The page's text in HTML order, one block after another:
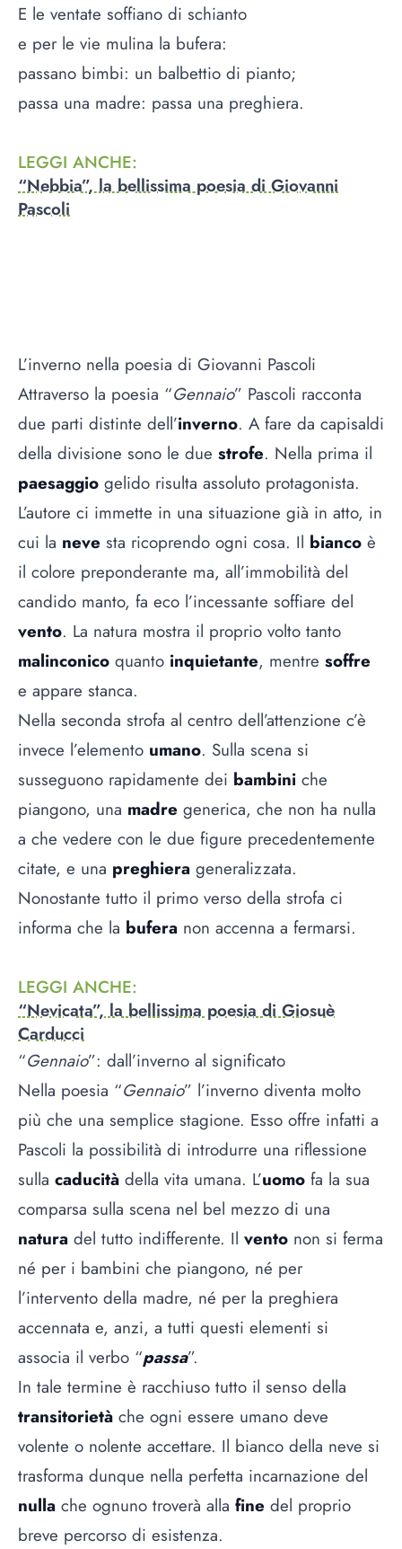
E le ventate soffiano di schianto
e per le vie mulina la bufera:
passano bimbi: un balbettio di pianto;
passa una madre: passa una preghiera.
LEGGI ANCHE:
“Nebbia”, la bellissima poesia di Giovanni
Pascoli
L’inverno nella poesia di Giovanni Pascoli
Attraverso la poesia “Gennaio” Pascoli racconta
due parti distinte dell’inverno. A fare da capisaldi
della divisione sono le due strofe. Nella prima il
paesaggio gelido risulta assoluto protagonista.
L’autore ci immette in una situazione già in atto, in
cui la neve sta ricoprendo ogni cosa. Il bianco è
il colore preponderante ma, all’immobilità del
candido manto, fa eco l’incessante soffiare del
vento. La natura mostra il proprio volto tanto
malinconico quanto inquietante, mentre soffre
e appare stanca.
Nella seconda strofa al centro dell’attenzione c’è
invece l’elemento umano. Sulla scena si
susseguono rapidamente dei bambini che
piangono, una madre generica, che non ha nulla
a che vedere con le due figure precedentemente
citate, e una preghiera generalizzata.
Nonostante tutto il primo verso della strofa ci
informa che la bufera non accenna a fermarsi.
LEGGI ANCHE:
“Nevicata”, la bellissima poesia di Giosuè
Carducci
“Gennaio”: dall’inverno al significato
Nella poesia “Gennaio” l’inverno diventa molto
più che una semplice stagione. Esso offre infatti a
Pascoli la possibilità di introdurre una riflessione
sulla caducità della vita umana. L’uomo fa la sua
comparsa sulla scena nel bel mezzo di una
natura del tutto indifferente. Il vento non si ferma
né per i bambini che piangono, né per
l’intervento della madre, né per la preghiera
accennata e, anzi, a tutti questi elementi si
associa il verbo “passa”.
In tale termine è racchiuso tutto il senso della
transitorietà che ogni essere umano deve
volente o nolente accettare. Il bianco della neve si
trasforma dunque nella perfetta incarnazione del
nulla che ognuno troverà alla fine del proprio
breve percorso di esistenza.